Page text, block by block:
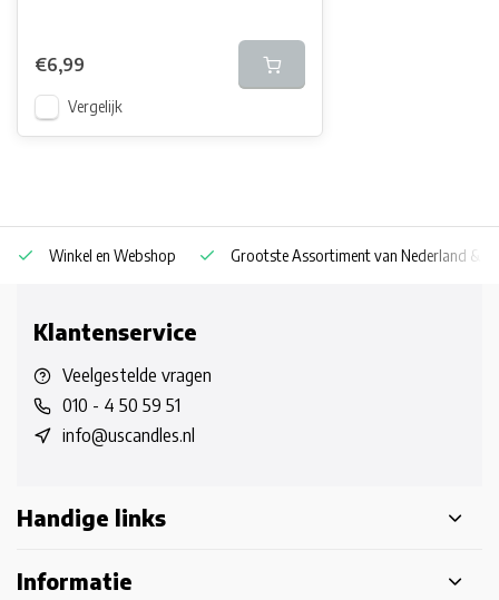
€6,99
Vergelijk
Winkel en Webshop Grootste Assortiment van Nederland &
Klantenservice
Veelgestelde vragen
010 - 4 50 59 51
info@uscandles.nl
Handige links
Informatie